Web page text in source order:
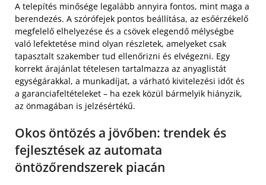
A telepítés minősége legalább annyira fontos, mint maga a
berendezés. A szórófejek pontos beállítása, az esőérzékelő
megfelelő elhelyezése és a csövek elegendő mélységbe
való lefektetése mind olyan részletek, amelyeket csak
tapasztalt szakember tud ellenőrizni és elvégezni. Egy
korrekt árajánlat tételesen tartalmazza az anyaglistát
egységárakkal, a munkadíjat, a várható kivitelezési időt és
a garanciafeltételeket – ha ezek közül bármelyik hiányzik,
az önmagában is jelzésértékű.
Okos öntözés a jövőben: trendek és
fejlesztések az automata
öntözőrendszerek piacán